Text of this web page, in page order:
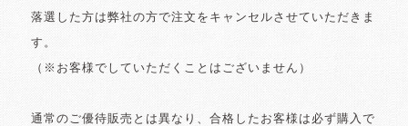
落選した方は弊社の方で注文をキャンセルさせていただきま
す。
（※お客様でしていただくことはございません）
通常のご優待販売とは異なり、合格したお客様は必ず購入で